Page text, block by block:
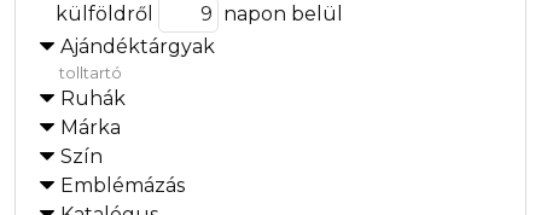
külföldről
napon belül
Ajándéktárgyak
tolltartó
Ruhák
Márka
Szín
Emblémázás